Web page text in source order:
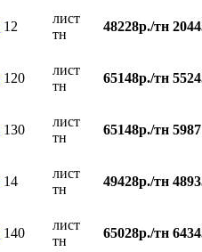
12
лист
тн
48228р./тн
120
лист
тн
65148р./тн
130
лист
тн
65148р./тн
14
лист
тн
49428р./тн
140
лист
тн
65028р./тн